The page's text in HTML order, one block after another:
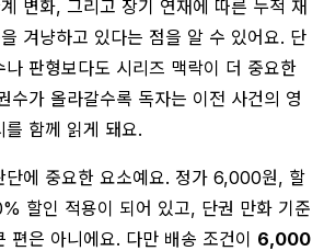
변화, 그리고 장기 연재에 따른 누적 재
겨냥하고 있다는 점을 알 수 있어요. 단
판형보다도 시리즈 맥락이 더 중요한
수가 올라갈수록 독자는 이전 사건의 영
함께 읽게 돼요.
단에 중요한 요소예요. 정가 6,000원, 할
할인 적용이 되어 있고, 단권 만화 기준
편은 아니에요. 다만 배송 조건이 6,000